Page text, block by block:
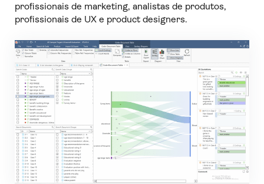
profissionais de marketing, analistas de produtos,
profissionais de UX e product designers.